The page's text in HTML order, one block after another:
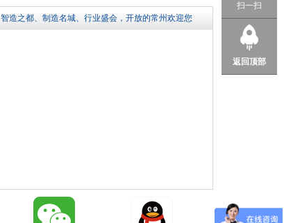
智造之都、制造名城、行业盛会，开放的常州欢迎您
扫一扫
返回顶部